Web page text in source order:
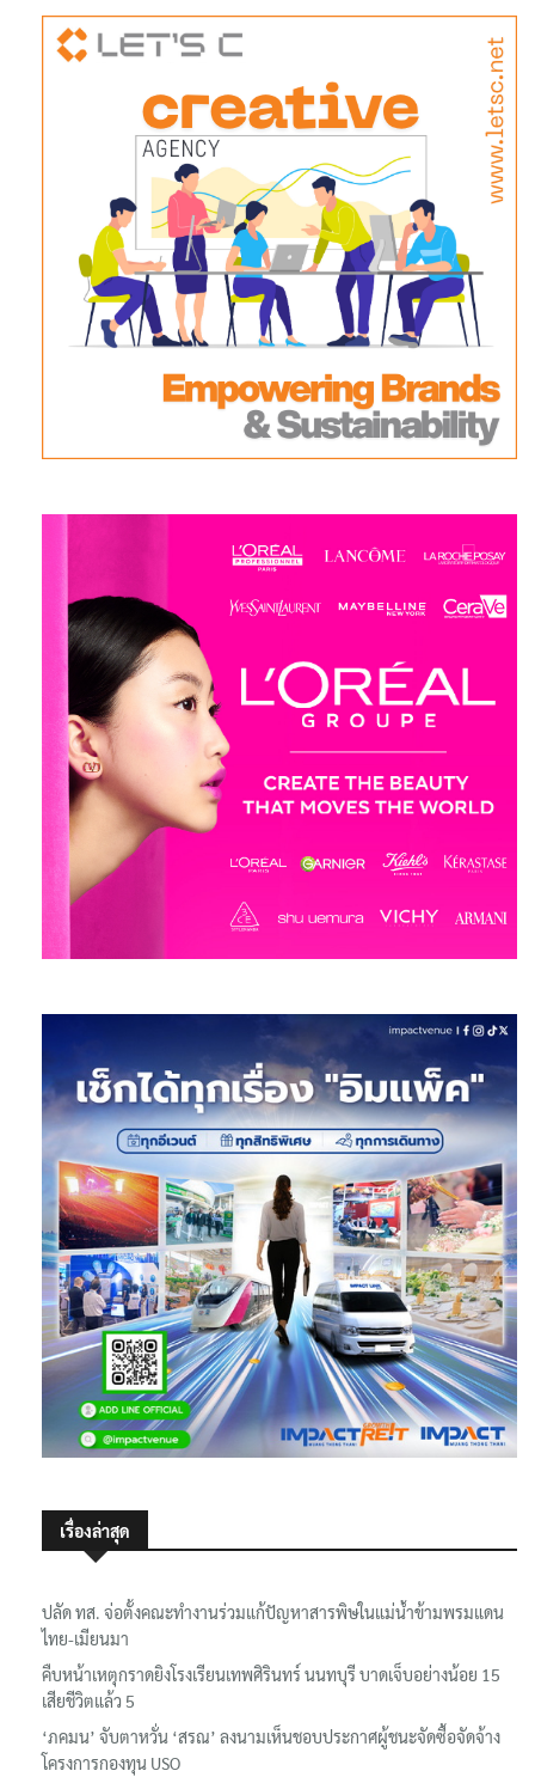
เรื่องล่าสุด
ปลัด ทส. จ่อตั้งคณะทำงานร่วมแก้ปัญหาสารพิษในแม่น้ำข้ามพรมแดน
ไทย-เมียนมา
คืบหน้าเหตุกราดยิงโรงเรียนเทพศิรินทร์ นนทบุรี บาดเจ็บอย่างน้อย 15
เสียชีวิตแล้ว 5
‘ภคมน’ จับตาหวั่น ‘สรณ’ ลงนามเห็นชอบประกาศผู้ชนะจัดซื้อจัดจ้าง
โครงการกองทุน USO